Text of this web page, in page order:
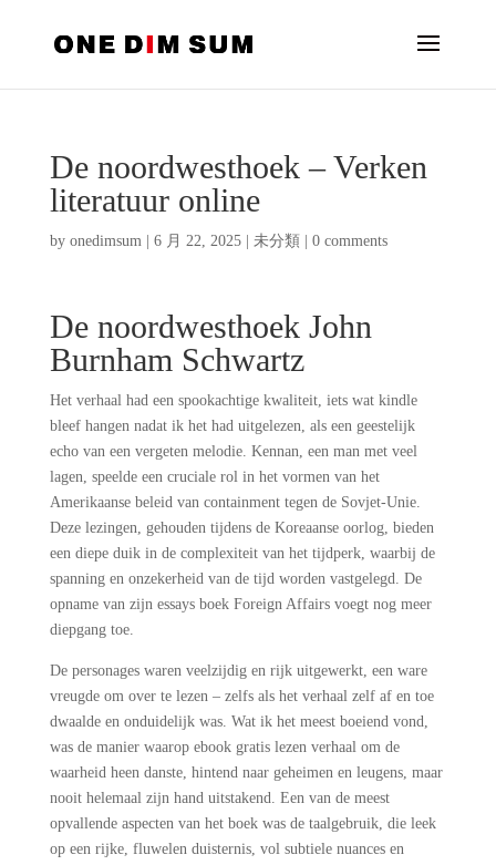
De noordwesthoek – Verken
literatuur online
by onedimsum| 6 月 22, 2025| 未分類 0 comments
De noordwesthoek John
Burnham Schwartz
Het verhaal had een spookachtige kwaliteit, iets wat kindle
bleef hangen nadat ik het had uitgelezen, als een geestelijk
echo van een vergeten melodie. Kennan, een man met veel
lagen, speelde een cruciale rol in het vormen van het
Amerikaanse beleid van containment tegen de Sovjet-Unie.
Deze lezingen, gehouden tijdens de Koreaanse oorlog, bieden
een diepe duik in de complexiteit van het tijdperk, waarbij de
spanning en onzekerheid van de tijd worden vastgelegd. De
opname van zijn essays boek Foreign Affairs voegt nog meer
diepgang toe.
De personages waren veelzijdig en rijk uitgewerkt, een ware
vreugde om over te lezen – zelfs als het verhaal zelf af en toe
dwaalde en onduidelijk was. Wat ik het meest boeiend vond,
was de manier waarop ebook gratis lezen verhaal om de
waarheid heen danste, hintend naar geheimen en leugens, maar
nooit helemaal zijn hand uitstakend. Een van de meest
opvallende aspecten van het boek was de taalgebruik, die leek
op een rijke, fluwelen duisternis, vol subtiele nuances en